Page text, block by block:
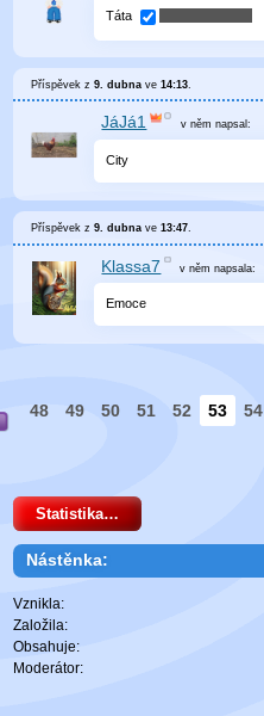
Táta
Příspěvek z9. dubna ve14:13
JáJá1 v něm napsal:
City
Příspěvek z9. dubna ve13:47
Klassa7 v němnapsala:
Emoce
48 49 50 51 52 53 54
Statistika…
Nástěnka:
Vznikla:
Založila:
Obsahuje:
Moderátor: